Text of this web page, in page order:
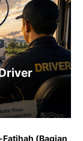
(Bagian